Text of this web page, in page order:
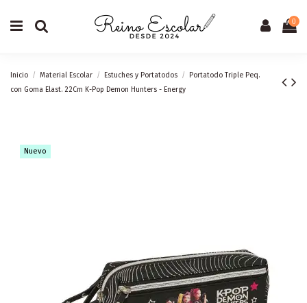
0
Inicio Material Escolar Estuches y Portatodos
Portatodo Triple Peq.
con Goma Elast. 22Cm K-Pop Demon Hunters - Energy
Nuevo